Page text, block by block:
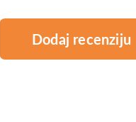
Dodaj recenziju